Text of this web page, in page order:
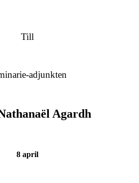
Till
adjunkten
Agardh
8 april